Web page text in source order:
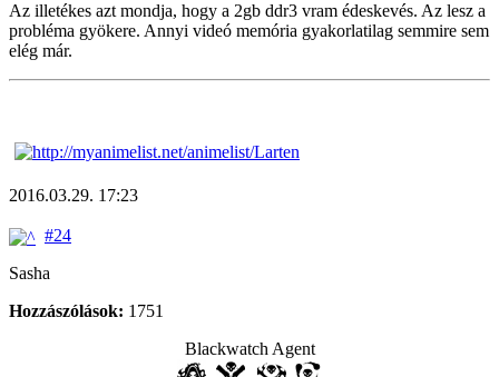
Az illetékes azt mondja, hogy a 2gb ddr3 vram édeskevés. Az lesz a
probléma gyökere. Annyi videó memória gyakorlatilag semmire sem
elég már.
2016.03.29. 17:23
#24
Sasha
Hozzászólások: 1751
Blackwatch Agent